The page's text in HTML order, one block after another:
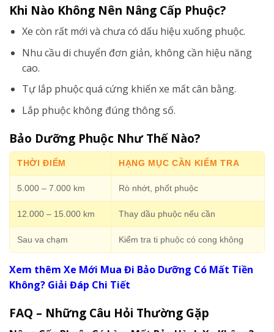
Khi Nào Không Nên Nâng Cấp Phuộc?
Xe còn rất mới và chưa có dấu hiệu xuống phuộc.
Nhu cầu di chuyển đơn giản, không cần hiệu năng
cao.
Tự lắp phuộc quá cứng khiến xe mất cân bằng.
Lắp phuộc không đúng thông số.
Bảo Dưỡng Phuộc Như Thế Nào?
THỜI ĐIỂM HẠNG MỤC CẦN KIỂM TRA
5.000 – 7.000 km Rò nhớt, phốt phuộc
12.000 – 15.000 km Thay dầu phuộc nếu cần
Sau va chạm Kiểm tra ti phuộc có cong không
Xem thêm Xe Mới Mua Đi Bảo Dưỡng Có Mất Tiền
Không? Giải Đáp Chi Tiết
FAQ – Những Câu Hỏi Thường Gặp